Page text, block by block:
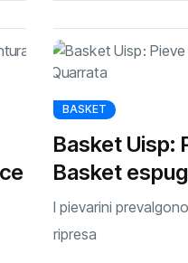
BASKET
Basket Uisp:
Basket
I pievarini
ripresa